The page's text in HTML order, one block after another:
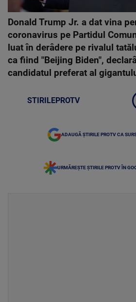
Donald Trump Jr. a dat vina
coronavirus pe Partidul
luat în derâdere pe rivalul
ca fiind "Beijing Biden",
candidatul preferat al
STIRILEPROTV
ADAUGĂ ȘTIRILE PROTV CA
URMĂREȘTE ȘTIRILE PROTV ÎN